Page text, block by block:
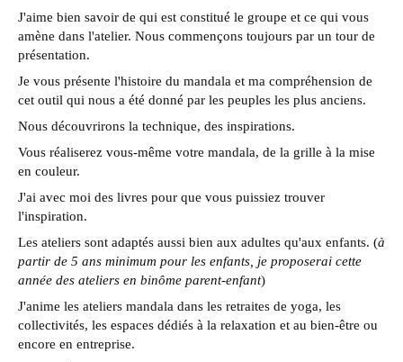
J'aime bien savoir de qui est constitué le groupe et ce qui vous
amène dans l'atelier. Nous commençons toujours par un tour de
présentation.
Je vous présente l'histoire du mandala et ma compréhension de
cet outil qui nous a été donné par les peuples les plus anciens.
Nous découvrirons la technique, des inspirations.
Vous réaliserez vous-même votre mandala, de la grille à la mise
en couleur.
J'ai avec moi des livres pour que vous puissiez trouver
l'inspiration.
Les ateliers sont adaptés aussi bien aux adultes qu'aux enfants. (à
partir de 5 ans minimum pour les enfants, je proposerai cette
année des ateliers en binôme parent-enfant)
J'anime les ateliers mandala dans les retraites de yoga, les
collectivités, les espaces dédiés à la relaxation et au bien-être ou
encore en entreprise.